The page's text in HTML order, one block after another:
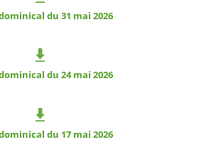
du 31 mai 2026
du 24 mai 2026
du 17 mai 2026